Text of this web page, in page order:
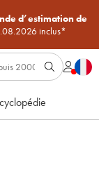
d’estimation de
inclus*